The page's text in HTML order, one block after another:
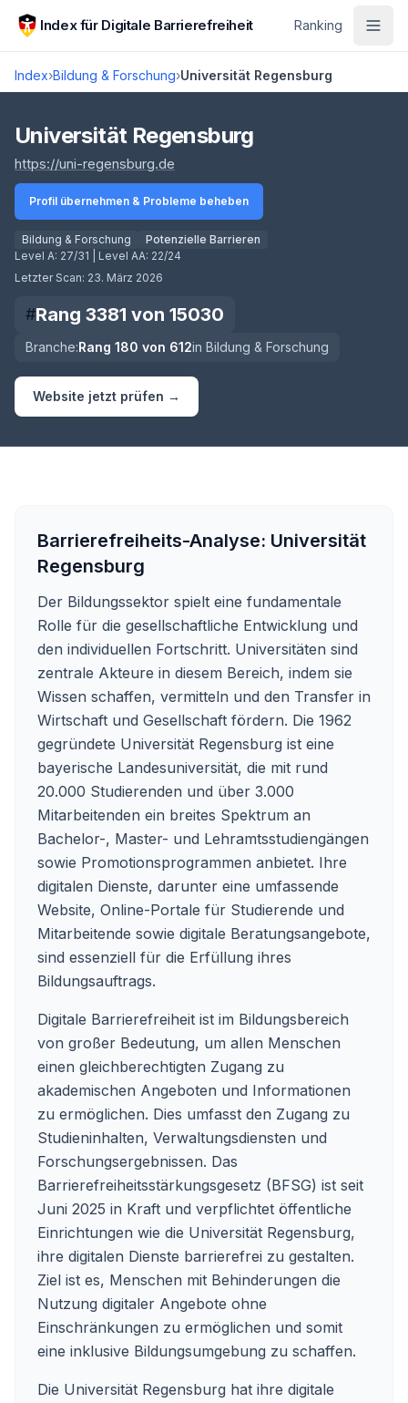
Zum Hauptinhalt springen
Index für Digitale Barrierefreiheit Ranking
Index›Bildung & Forschung›Universität Regensburg
Score lädt
Universität Regensburg
https://uni-regensburg.de
Profil übernehmen & Probleme beheben
Bildung & Forschung
Potenzielle Barrieren
Level A: 27/31 | Level AA: 22/24
Letzter Scan: 23. März 2026
#Rang 3381 von 15030
Branche:Rang 180 von 612in Bildung & Forschung
Website jetzt prüfen →
Barrierefreiheits-Analyse: Universität
Regensburg
Der Bildungssektor spielt eine fundamentale
Rolle für die gesellschaftliche Entwicklung und
den individuellen Fortschritt. Universitäten sind
zentrale Akteure in diesem Bereich, indem sie
Wissen schaffen, vermitteln und den Transfer in
Wirtschaft und Gesellschaft fördern. Die 1962
gegründete Universität Regensburg ist eine
bayerische Landesuniversität, die mit rund
20.000 Studierenden und über 3.000
Mitarbeitenden ein breites Spektrum an
Bachelor-, Master- und Lehramtsstudiengängen
sowie Promotionsprogrammen anbietet. Ihre
digitalen Dienste, darunter eine umfassende
Website, Online-Portale für Studierende und
Mitarbeitende sowie digitale Beratungsangebote,
sind essenziell für die Erfüllung ihres
Bildungsauftrags.
Digitale Barrierefreiheit ist im Bildungsbereich
von großer Bedeutung, um allen Menschen
einen gleichberechtigten Zugang zu
akademischen Angeboten und Informationen
zu ermöglichen. Dies umfasst den Zugang zu
Studieninhalten, Verwaltungsdiensten und
Forschungsergebnissen. Das
Barrierefreiheitsstärkungsgesetz (BFSG) ist seit
Juni 2025 in Kraft und verpflichtet öffentliche
Einrichtungen wie die Universität Regensburg,
ihre digitalen Dienste barrierefrei zu gestalten.
Ziel ist es, Menschen mit Behinderungen die
Nutzung digitaler Angebote ohne
Einschränkungen zu ermöglichen und somit
eine inklusive Bildungsumgebung zu schaffen.
Die Universität Regensburg hat ihre digitale